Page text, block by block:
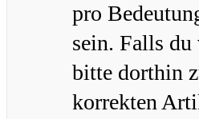
pro
sein. Falls
bitte dorthin
korrekten